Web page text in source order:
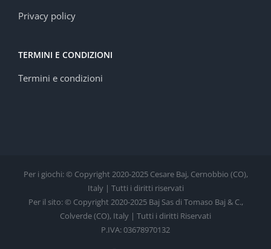
Privacy policy
TERMINI E CONDIZIONI
Termini e condizioni
Per i giochi: © Copyright 2020-2025 Cesare Baj, Cernobbio (CO),
Italy | Tutti i diritti riservati
Per il sito: © Copyright 2020-2025 Baj Sas di Tomaso Baj & C.,
Colverde (CO), Italy | Tutti i diritti Riservati
P.IVA: 03678970132